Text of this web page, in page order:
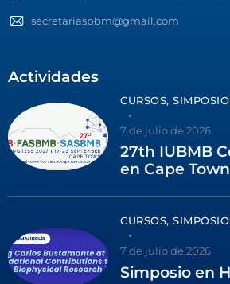
secretariasbbm@gmail.com
Actividades
CURSOS,
7 de julio de 2026
27th IUBMB
en Cape
CURSOS,
7 de julio de 2026
Simposio en